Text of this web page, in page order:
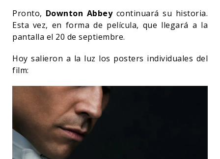
Pronto, Downton Abbeycontinuará su historia.
Esta vez, en forma de película, que llegará a la
pantalla el 20 de septiembre.
Hoy salieron a la luz los posters individuales del
film: